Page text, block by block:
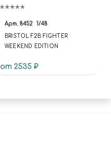
Арт. 8452 1/48
BRISTOL F.2B FIGHTER
WEEKEND EDITION
от 2535 ₽